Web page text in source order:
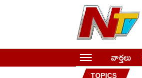
వార్తలు
TOPICS